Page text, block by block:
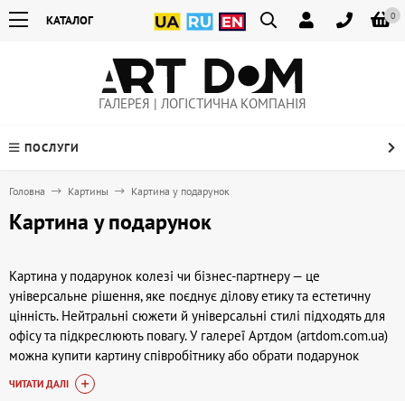
0
КАТАЛОГ
ГАЛЕРЕЯ | ЛОГІСТИЧНА КОМПАНІЯ
ПОСЛУГИ
Головна Картины Картина у подарунок
Картина у подарунок
Картина у подарунок колезі чи бізнес-партнеру — це
універсальне рішення, яке поєднує ділову етику та естетичну
цінність. Нейтральні сюжети й універсальні стилі підходять для
офісу та підкреслюють повагу. У галереї Артдом (artdom.com.ua)
можна купити картину співробітнику або обрати подарунок
партнеру як символ надійних відносин.
ЧИТАТИ ДАЛІ